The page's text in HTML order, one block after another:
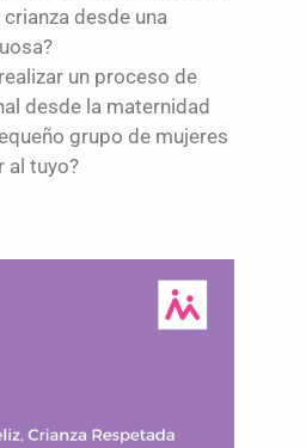
desde una
un proceso de
desde la maternidad
grupo de mujeres
al tuyo?